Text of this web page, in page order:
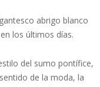
abrigo blanco
los últimos días.
del sumo pontífice,
de la moda, la